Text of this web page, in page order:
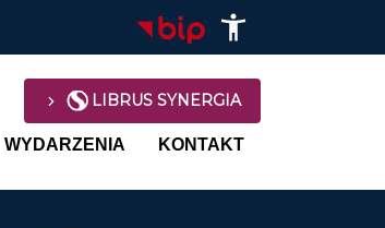
LIBRUS SYNERGIA
WYDARZENIA KONTAKT